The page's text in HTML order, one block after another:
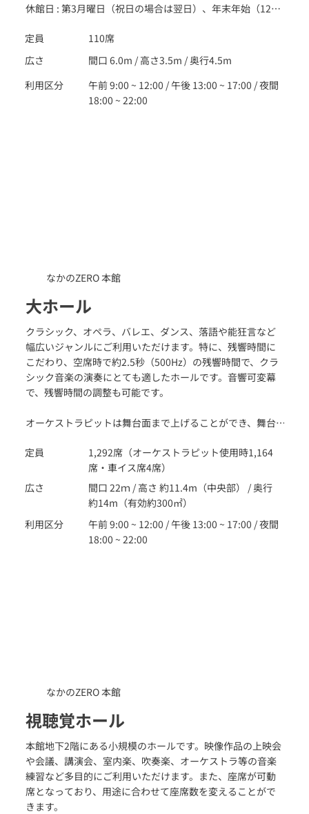
休館日 : 第3月曜日（祝日の場合は翌日）、年末年始（12月
定員
110席
広さ
間口 6.0m / 高さ3.5m / 奥行4.5m
利用区分
午前 9:00 ~ 12:00 / 午後 13:00 ~ 17:00 / 夜間
18:00 ~ 22:00
なかのZERO 本館
大ホール
クラシック、オペラ、バレエ、ダンス、落語や能狂言など
幅広いジャンルにご利用いただけます。特に、残響時間に
こだわり、空席時で約2.5秒（500Hz）の残響時間で、クラ
シック音楽の演奏にとても適したホールです。音響可変幕
で、残響時間の調整も可能です。
オーケストラピットは舞台面まで上げることができ、舞台
ブルーレイ、ハイビジョン対応のプロジェクターやスクリ
ーンなどの付帯設備も充実しており、また、5.1CHの迫力あ
るサラウンド音響を備えています。セミナーや研修会など
の会社イベントや式典、講演会、上映会なども多くご利用
ホールの客席部分の奥行が浅いので、後部の客席や2階席で
も舞台が近くに見えるという特徴があります。
休館日 : 2・6・11月第4月曜日、年末年始（12月29日～1月
3日）
※車イス席4席、難聴者用補助装置（誘導磁気ループ方
式）、親子室有り。
定員
1,292席（オーケストラピット使用時1,164
席・車イス席4席）
広さ
間口 22ｍ / 高さ 約11.4m（中央部） / 奥行
約14m（有効約300㎡）
利用区分
午前 9:00 ~ 12:00 / 午後 13:00 ~ 17:00 / 夜間
18:00 ~ 22:00
なかのZERO 本館
視聴覚ホール
本館地下2階にある小規模のホールです。映像作品の上映会
や会議、講演会、室内楽、吹奏楽、オーケストラ等の音楽
練習など多目的にご利用いただけます。また、座席が可動
席となっており、用途に合わせて座席数を変えることがで
きます。